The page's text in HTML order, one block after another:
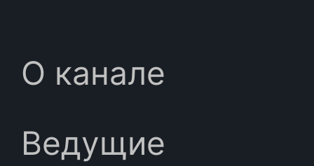
О канале
Ведущие